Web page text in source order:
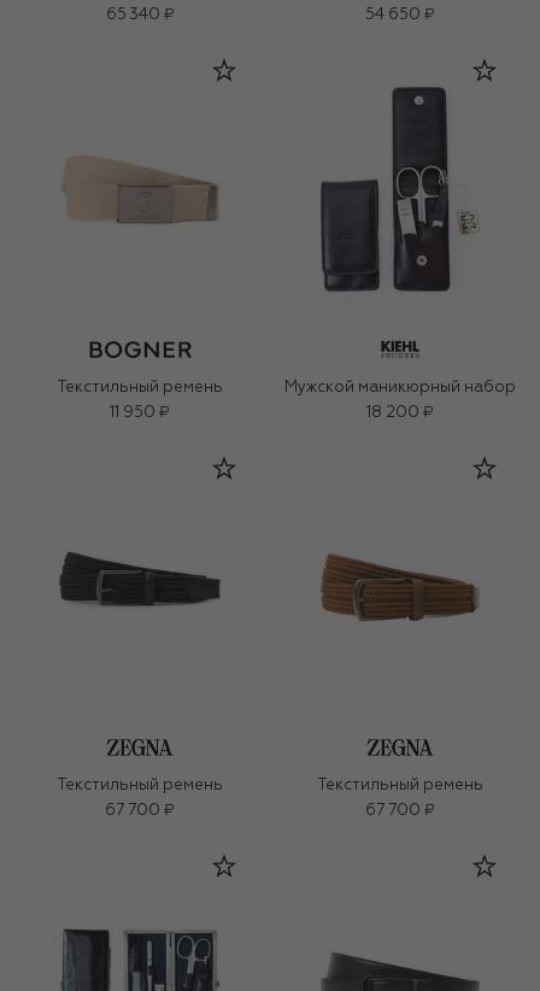
65 340 ₽
54 650 ₽
Текстильный ремень
11 950 ₽
Мужской маникюрный набор
18 200 ₽
Текстильный ремень
67 700 ₽
Текстильный ремень
67 700 ₽